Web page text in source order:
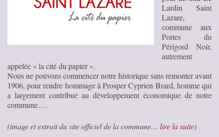
Lardin Saint
Lazare,
commune aux
Portes du
Périgord Noir,
autrement
appelée « la cité du papier ».
Nous ne pouvons commencer notre historique sans remonter avant
1906, pour rendre hommage à Prosper Cyprien Brard, homme qui
a largement contribué au développement économique de notre
commune….
(image et extrait du site officiel de la commune… lire la suite)